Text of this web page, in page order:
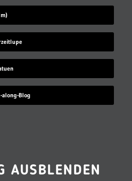
along-Blog
AUSBLENDEN